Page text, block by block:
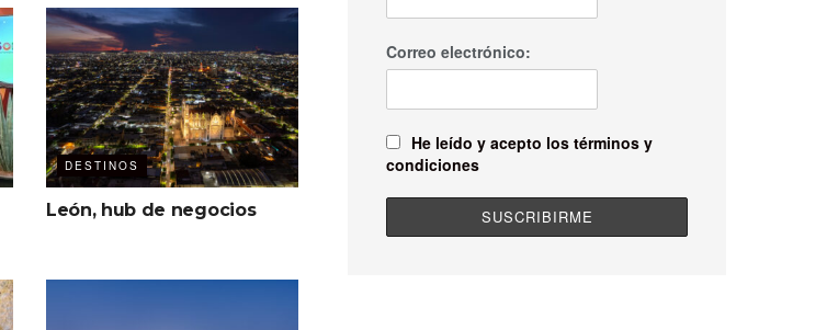
DESTINOS
León, hub de negocios
Correo electrónico:
He leído y acepto los términos y
condiciones